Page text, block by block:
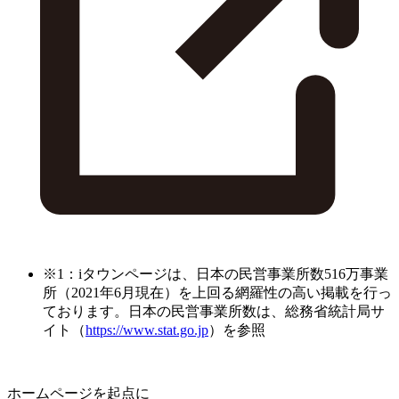
※1：iタウンページは、日本の民営事業所数516万事業
所（2021年6月現在）を上回る網羅性の高い掲載を行っ
ております。日本の民営事業所数は、総務省統計局サ
イト（https://www.stat.go.jp）を参照
ホームページを起点に